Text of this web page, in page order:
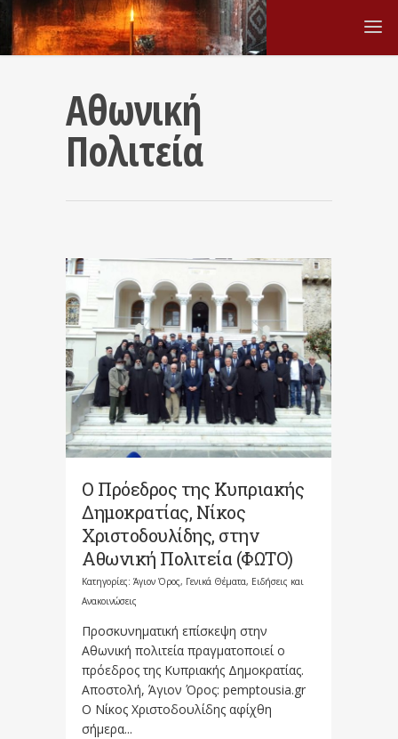
Αθωνική
Πολιτεία
Ο Πρόεδρος της Κυπριακής
Δημοκρατίας, Νίκος
Χριστοδουλίδης, στην
Αθωνική Πολιτεία (ΦΩΤΟ)
Κατηγορίες: Άγιον Όρος, Γενικά Θέματα, Ειδήσεις και
Ανακοινώσεις
Προσκυνηματική επίσκεψη στην
Αθωνική πολιτεία πραγματοποιεί ο
πρόεδρος της Κυπριακής Δημοκρατίας.
Αποστολή, Άγιον Όρος: pemptousia.gr
Ο Νίκος Χριστοδουλίδης αφίχθη
σήμερα...